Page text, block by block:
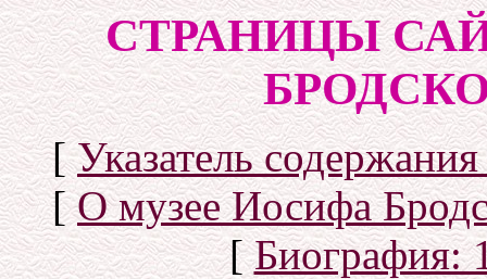
СТРАНИЦЫ
[Указатель
[О музее Иосифа
[Биография: